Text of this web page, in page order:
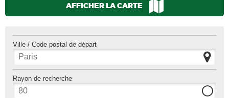
AFFICHER LA CARTE
Ville / Code postal de départ
Rayon de recherche